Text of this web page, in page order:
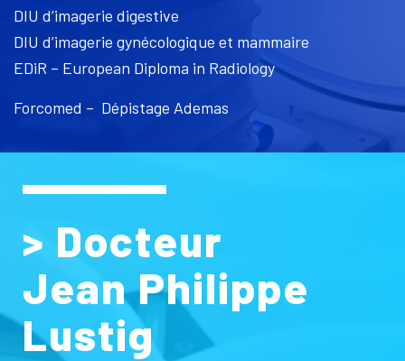
DIU d’imagerie digestive
DIU d’imagerie gynécologique et mammaire
EDiR – European Diploma in Radiology
Forcomed – Dépistage Ademas
> Docteur
Jean Philippe
Lustig